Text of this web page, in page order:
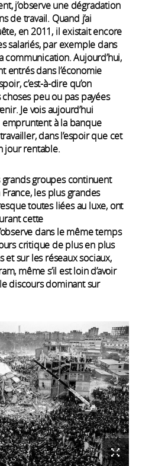
j’observe une dégradation
de travail. Quand j’ai
en 2011, il existait encore
salariés, par exemple dans
communication. Aujourd’hui,
entrés dans l’économie
c’est-à-dire qu’on
peu ou pas payées
Je vois aujourd’hui
à la banque
dans l’espoir que cet
jour rentable.
groupes continuent
France, les plus grandes
toutes liées au luxe, ont
cette
dans le même temps
critique de plus en plus
et sur les réseaux sociaux,
même s’il est loin d’avoir
discours dominant sur